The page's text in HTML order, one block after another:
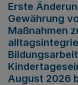
Erste
Gewährung
Maßnahmen
August 2026